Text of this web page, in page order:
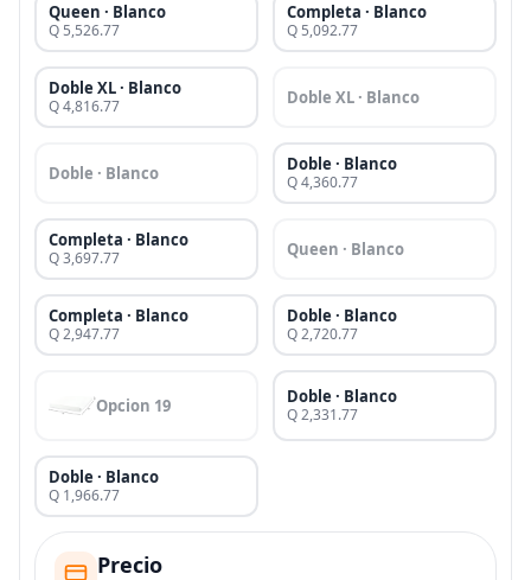
Queen · Blanco
Q 5,526.77
Completa · Blanco
Q 5,092.77
Doble XL · Blanco
Q 4,816.77 Doble XL · Blanco
Doble · Blanco Doble · Blanco
Q 4,360.77
Completa · Blanco
Q 3,697.77 Queen · Blanco
Completa · Blanco
Q 2,947.77
Doble · Blanco
Q 2,720.77
Opcion 19 Doble · Blanco
Q 2,331.77
Doble · Blanco
Q 1,966.77
Precio